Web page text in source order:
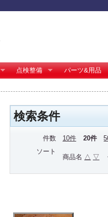
点検整備
パーツ&用品
検索条件
件数 10件 20件
ソート
商品名 △ ▽